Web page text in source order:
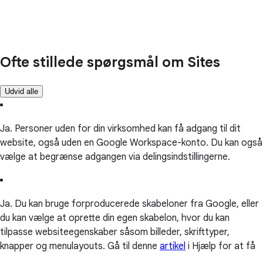
Ofte stillede spørgsmål om Sites
Udvid alle
Ja. Personer uden for din virksomhed kan få adgang til dit
website, også uden en Google Workspace-konto. Du kan også
vælge at begrænse adgangen via delingsindstillingerne.
Ja. Du kan bruge forproducerede skabeloner fra Google, eller
du kan vælge at oprette din egen skabelon, hvor du kan
tilpasse websiteegenskaber såsom billeder, skrifttyper,
knapper og menulayouts. Gå til denne artikel i Hjælp for at få